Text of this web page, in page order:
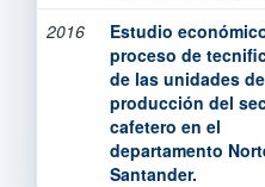
2016
Estudio
proceso de
de las unidades de
producción del
cafetero en el
departamento
Santander.